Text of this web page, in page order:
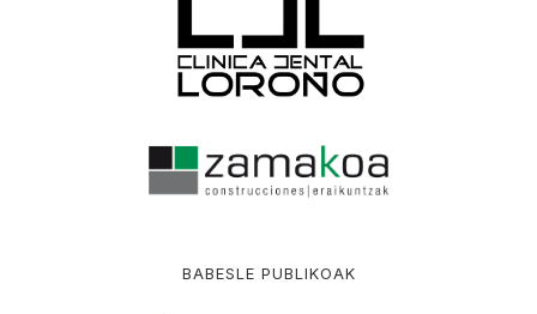
BABESLE PUBLIKOAK